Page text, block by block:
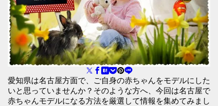
愛知県は名古屋方面で、ご自身の赤ちゃんをモデルにした
いと思っていませんか？そのような方へ、今回は名古屋で
赤ちゃんモデルになる方法を厳選して情報を集めてみまし